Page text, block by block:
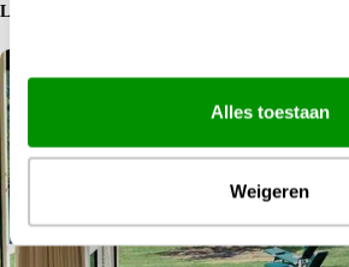
Alles toestaan
Weigeren
LEES MEER